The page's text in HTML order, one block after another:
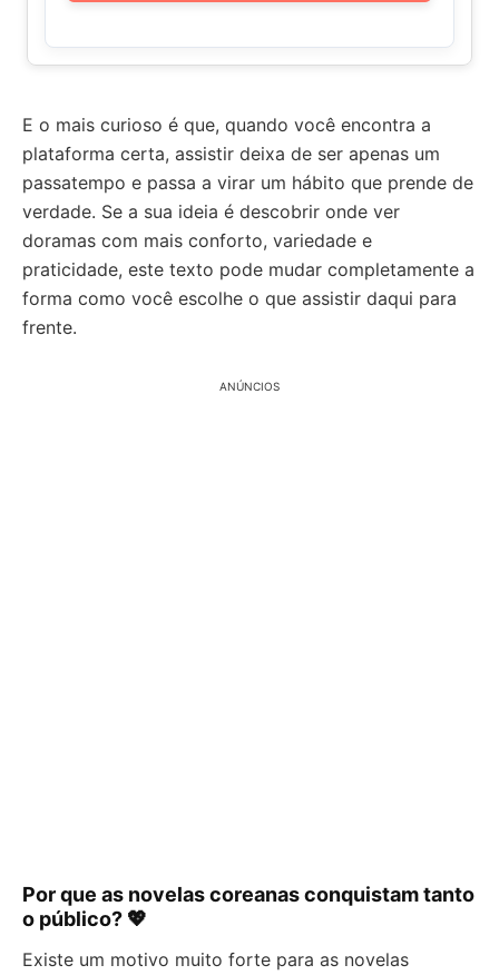
E o mais curioso é que, quando você encontra a
plataforma certa, assistir deixa de ser apenas um
passatempo e passa a virar um hábito que prende de
verdade. Se a sua ideia é descobrir onde ver
doramas com mais conforto, variedade e
praticidade, este texto pode mudar completamente a
forma como você escolhe o que assistir daqui para
frente.
ANÚNCIOS
Por que as novelas coreanas conquistam tanto
o público? 💖
Existe um motivo muito forte para as novelas